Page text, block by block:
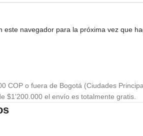
navegador para la próxima vez que
COP o fuera de Bogotá (Ciudades
$1'200.000 el envío es totalmente gratis.